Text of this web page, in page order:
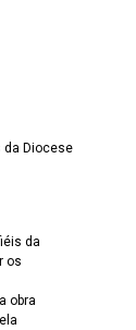
da Diocese
da
os
obra